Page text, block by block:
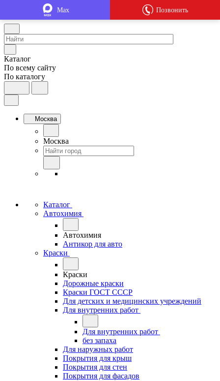
Каталог
По всему сайту
По каталогу
Москва
Москва
Каталог
Автохимия
Автохимия
Антикор для авто
Краски
Краски
Дорожные краски
Краски ГОСТ СССР
Для детских и медицинских учреждений
Для внутренних работ
Для внутренних работ
без запаха
Для наружных работ
Покрытия для крыш
Покрытия для стен
Покрытия для фасадов
Max Позвонить